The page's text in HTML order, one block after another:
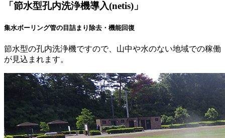
「節水型孔内洗浄機導入(netis)」
集水ボーリング管の目詰まり除去・機能回復
節水型の孔内洗浄機ですので、山中や水のない地域での稼働
が見込まれます。